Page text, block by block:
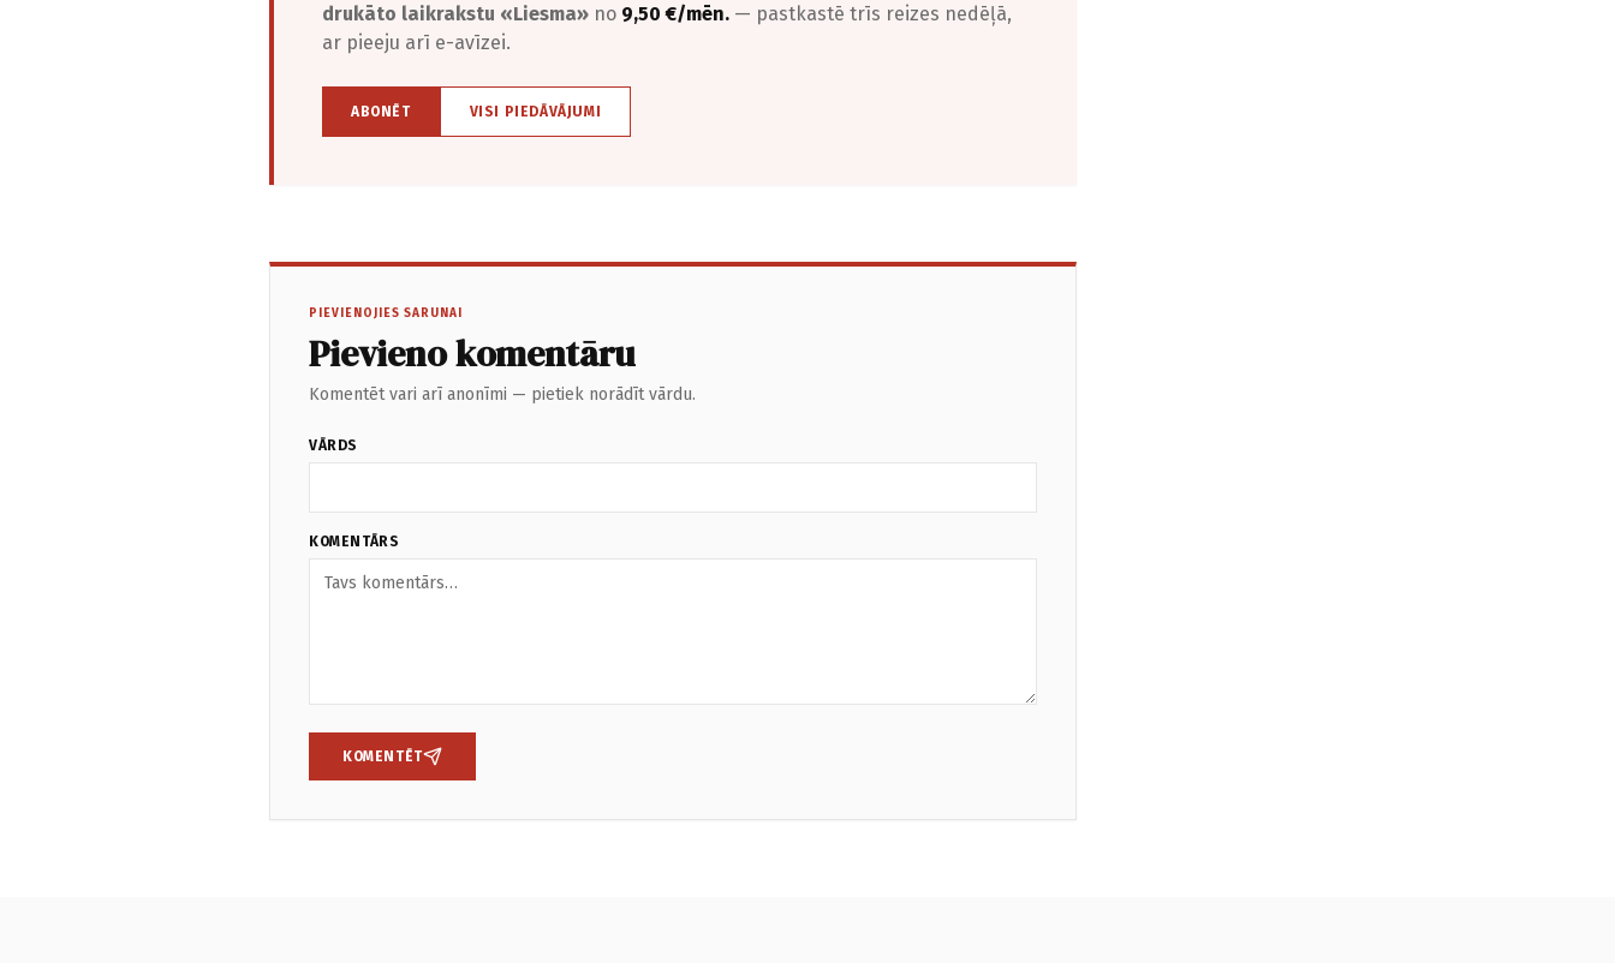
drukāto laikrakstu «Liesma» no 9,50 €/mēn. — pastkastē trīs reizes nedēļā,
ar pieeju arī e-avīzei.
ABONĒT VISI PIEDĀVĀJUMI
PIEVIENOJIES SARUNAI
Pievieno komentāru
Komentēt vari arī anonīmi — pietiek norādīt vārdu.
VĀRDS
KOMENTĀRS
KOMENTĒT